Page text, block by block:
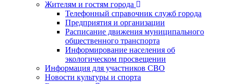
Жителям и гостям города
Телефонный справочник служб города
Предприятия и организации
Расписание движения муниципального
общественного транспорта
Информирование населения об
экологическом просвещении
Информация для участников СВО
Новости культуры и спорта